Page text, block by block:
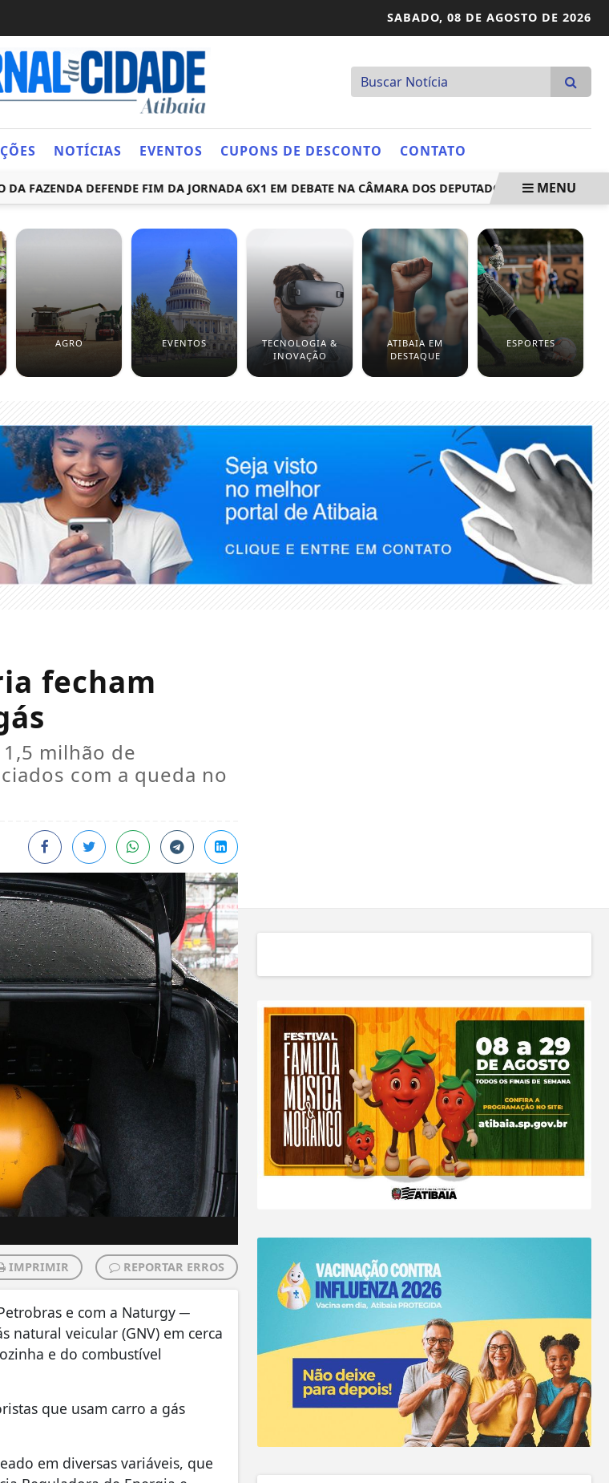
SABADO, 08 DE AGOSTO DE 2026
NOTÍCIAS EVENTOS CUPONS DE DESCONTO CONTATO
DEFENDE FIM DA JORNADA 6X1 EM DEBATE NA CÂMARA DOS DEPUTADOS FÉRIAS
MENU
AGRO EVENTOS
TECNOLOGIA &
INOVAÇÃO
ATIBAIA EM
DESTAQUE
ESPORTES
fecham
milhão de
com a queda no
IMPRIMIR REPORTAR ERROS
e com a Naturgy ─
natural veicular (GNV) em cerca
e do combustível
que usam carro a gás
em diversas variáveis, que